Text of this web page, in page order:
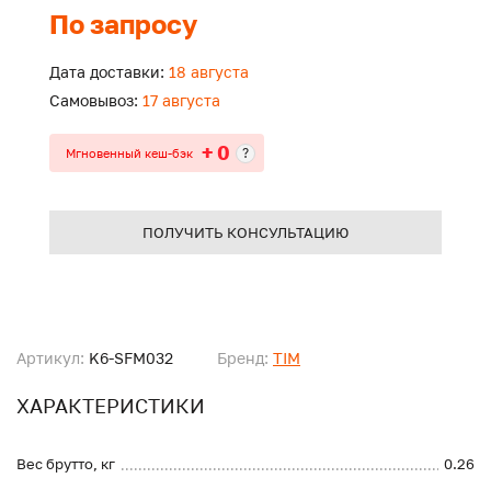
Артикул: K6-SFM032 Бренд: TIM
ХАРАКТЕРИСТИКИ
Вес брутто, кг
0.26
По запросу
Дата доставки: 18 августа
Самовывоз: 17 августа
Мгновенный кеш-бэк + 0 ?
ПОЛУЧИТЬ КОНСУЛЬТАЦИЮ